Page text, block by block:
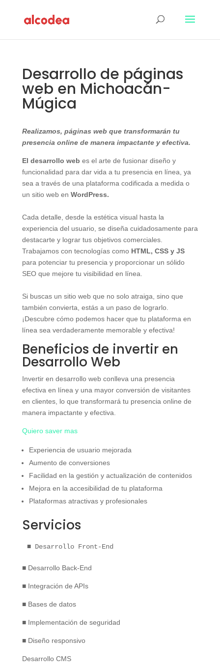
Desarrollo de páginas
web en Michoacán-
Múgica
Realizamos, páginas web que transformarán tu
presencia online de manera impactante y efectiva.
El desarrollo web es el arte de fusionar diseño y
funcionalidad para dar vida a tu presencia en línea, ya
sea a través de una plataforma codificada a medida o
un sitio web en WordPress.
Cada detalle, desde la estética visual hasta la
experiencia del usuario, se diseña cuidadosamente para
destacarte y lograr tus objetivos comerciales.
Trabajamos con tecnologías como HTML, CSS y JS
para potenciar tu presencia y proporcionar un sólido
SEO que mejore tu visibilidad en línea.
Si buscas un sitio web que no solo atraiga, sino que
también convierta, estás a un paso de lograrlo.
¡Descubre cómo podemos hacer que tu plataforma en
línea sea verdaderamente memorable y efectiva!
Beneficios de invertir en
Desarrollo Web
Invertir en desarrollo web conlleva una presencia
efectiva en línea y una mayor conversión de visitantes
en clientes, lo que transformará tu presencia online de
manera impactante y efectiva.
Quiero saver mas
Experiencia de usuario mejorada
Aumento de conversiones
Facilidad en la gestión y actualización de contenidos
Mejora en la accesibilidad de tu plataforma
Plataformas atractivas y profesionales
Servicios
■ Desarrollo Front-End
■ Desarrollo Back-End
■ Integración de APIs
■ Bases de datos
■ Implementación de seguridad
■ Diseño responsivo
Desarrollo CMS